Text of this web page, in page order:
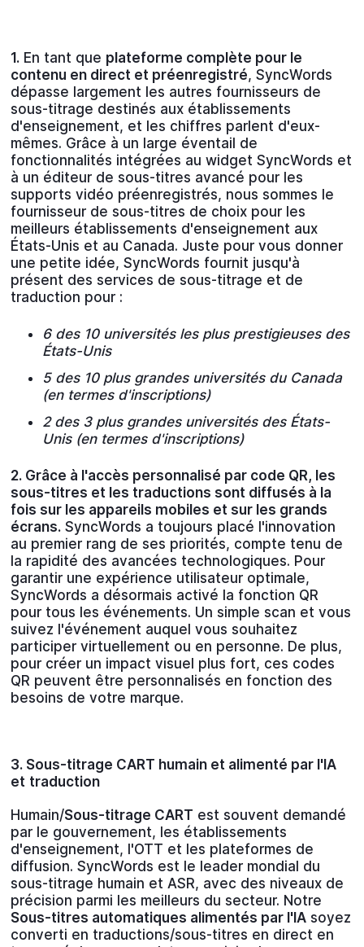
1. En tant que plateforme complète pour le
contenu en direct et préenregistré, SyncWords
dépasse largement les autres fournisseurs de
sous-titrage destinés aux établissements
d'enseignement, et les chiffres parlent d'eux-
mêmes. Grâce à un large éventail de
fonctionnalités intégrées au widget SyncWords et
à un éditeur de sous-titres avancé pour les
supports vidéo préenregistrés, nous sommes le
fournisseur de sous-titres de choix pour les
meilleurs établissements d'enseignement aux
États-Unis et au Canada. Juste pour vous donner
une petite idée, SyncWords fournit jusqu'à
présent des services de sous-titrage et de
traduction pour :
6 des 10 universités les plus prestigieuses des
États-Unis
5 des 10 plus grandes universités du Canada
(en termes d'inscriptions)
2 des 3 plus grandes universités des États-
Unis (en termes d'inscriptions)
2. Grâce à l'accès personnalisé par code QR, les
sous-titres et les traductions sont diffusés à la
fois sur les appareils mobiles et sur les grands
écrans. SyncWords a toujours placé l'innovation
au premier rang de ses priorités, compte tenu de
la rapidité des avancées technologiques. Pour
garantir une expérience utilisateur optimale,
SyncWords a désormais activé la fonction QR
pour tous les événements. Un simple scan et vous
suivez l'événement auquel vous souhaitez
participer virtuellement ou en personne. De plus,
pour créer un impact visuel plus fort, ces codes
QR peuvent être personnalisés en fonction des
besoins de votre marque.
3. Sous-titrage CART humain et alimenté par l'IA
et traduction
Humain/Sous-titrage CART est souvent demandé
par le gouvernement, les établissements
d'enseignement, l'OTT et les plateformes de
diffusion. SyncWords est le leader mondial du
sous-titrage humain et ASR, avec des niveaux de
précision parmi les meilleurs du secteur. Notre
Sous-titres automatiques alimentés par l'IA soyez
converti en traductions/sous-titres en direct en